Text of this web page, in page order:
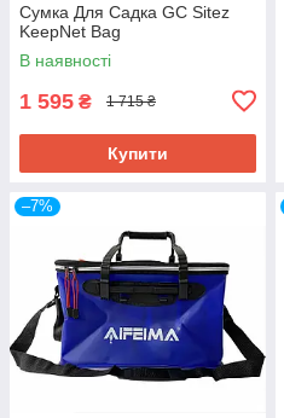
Сумка Для Садка GC Sitez
KeepNet Bag
В наявності
1 595 ₴ 1 715 ₴
Купити
–7%